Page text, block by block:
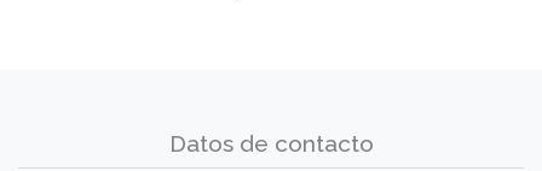
Datos de contacto